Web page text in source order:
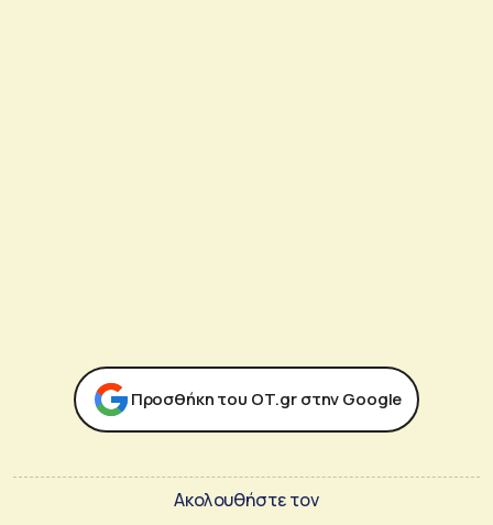
Προσθήκη του ΟΤ.gr στην Google
Ακολουθήστε τον